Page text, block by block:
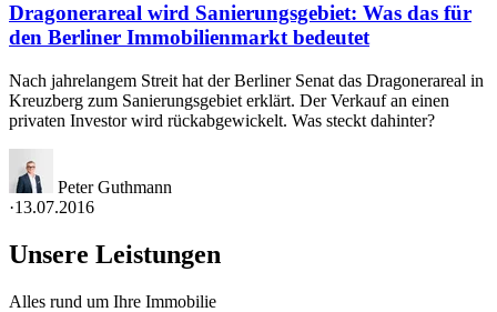
Dragonerareal wird Sanierungsgebiet: Was das für
den Berliner Immobilienmarkt bedeutet
Nach jahrelangem Streit hat der Berliner Senat das Dragonerareal in
Kreuzberg zum Sanierungsgebiet erklärt. Der Verkauf an einen
privaten Investor wird rückabgewickelt. Was steckt dahinter?
Peter Guthmann
·13.07.2016
Unsere Leistungen
Alles rund um Ihre Immobilie